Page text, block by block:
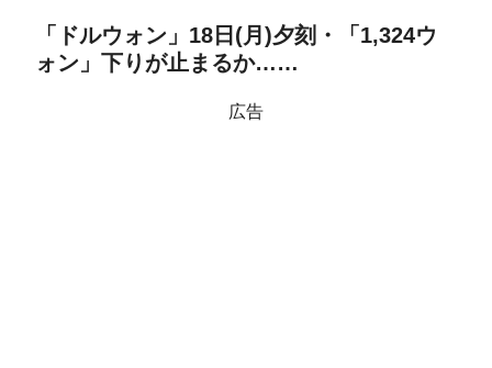
「ドルウォン」18日(月)夕刻・「1,324ウ
ォン」下りが止まるか……
広告